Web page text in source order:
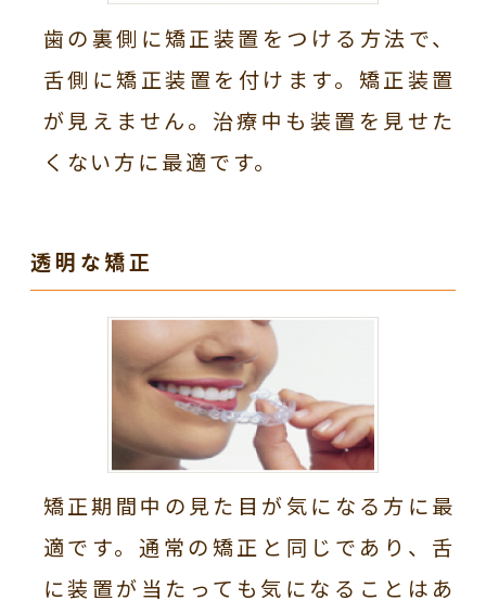
歯の裏側に矯正装置をつける方法で、
舌側に矯正装置を付けます。矯正装置
が見えません。治療中も装置を見せた
くない方に最適です。
透明な矯正
矯正期間中の見た目が気になる方に最
適です。通常の矯正と同じであり、舌
に装置が当たっても気になることはあ